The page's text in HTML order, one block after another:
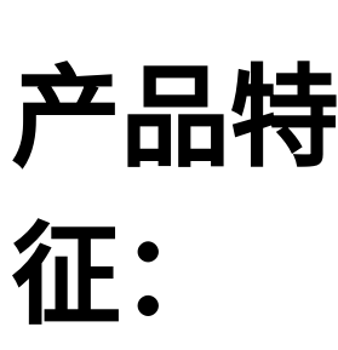
产品特
征：